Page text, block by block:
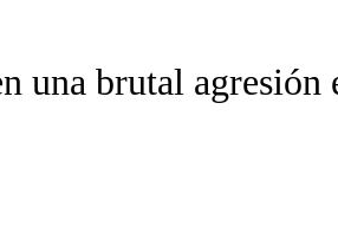
una brutal agresión